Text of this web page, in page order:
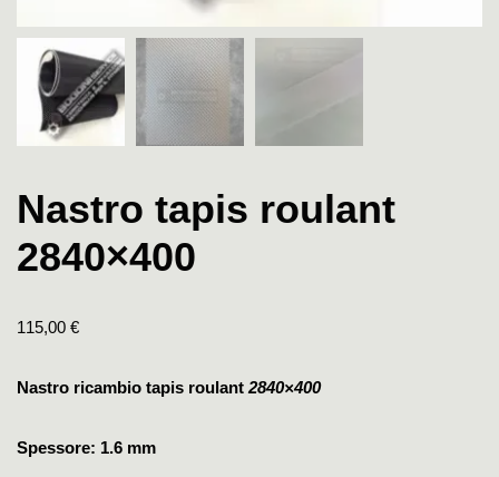
Nastro tapis roulant
2840×400
115,00 €
Nastro ricambio tapis roulant 2840×400
Spessore: 1.6 mm